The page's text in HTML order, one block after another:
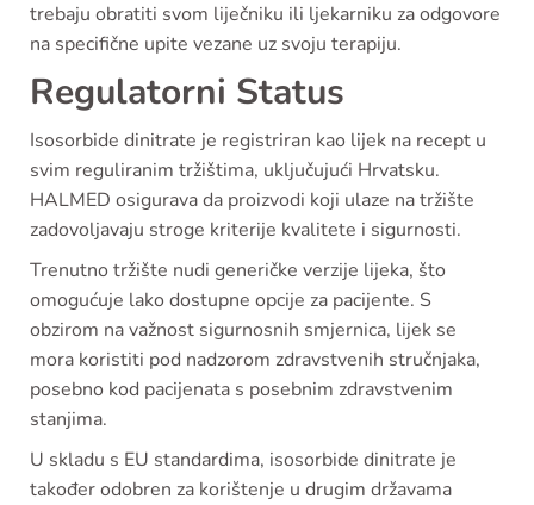
trebaju obratiti svom liječniku ili ljekarniku za odgovore
na specifične upite vezane uz svoju terapiju.
Regulatorni Status
Isosorbide dinitrate je registriran kao lijek na recept u
svim reguliranim tržištima, uključujući Hrvatsku.
HALMED osigurava da proizvodi koji ulaze na tržište
zadovoljavaju stroge kriterije kvalitete i sigurnosti.
Trenutno tržište nudi generičke verzije lijeka, što
omogućuje lako dostupne opcije za pacijente. S
obzirom na važnost sigurnosnih smjernica, lijek se
mora koristiti pod nadzorom zdravstvenih stručnjaka,
posebno kod pacijenata s posebnim zdravstvenim
stanjima.
U skladu s EU standardima, isosorbide dinitrate je
također odobren za korištenje u drugim državama